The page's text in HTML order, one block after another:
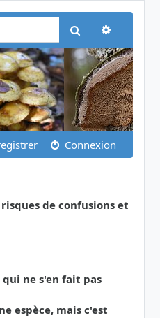
Rechercher
Connexion
de confusions et
ne s'en fait pas
espèce, mais c'est